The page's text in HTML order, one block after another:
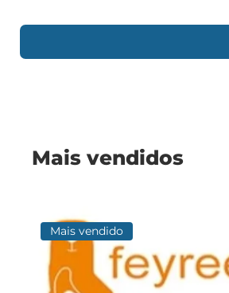
Mais vendidos
Mais vendido